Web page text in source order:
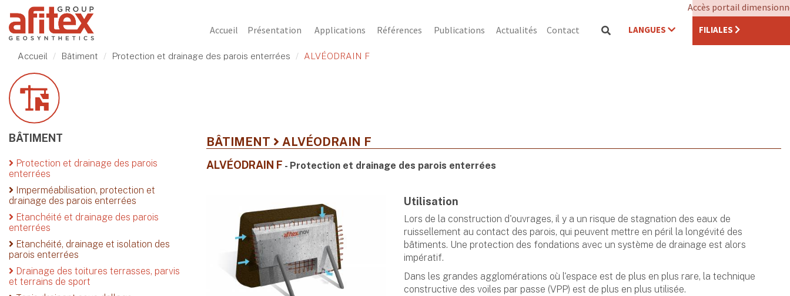
Accueil Présentation Applications Références Publications Actualités Contact LANGUES FILIALES
Accès portail
Accueil Bâtiment Protection et drainage des parois enterrées ALVÉODRAIN F
BÂTIMENT
Protection et drainage des parois
enterrées
Imperméabilisation, protection et
drainage des parois enterrées
Etanchéité et drainage des parois
enterrées
Etanchéité, drainage et isolation des
parois enterrées
Drainage des toitures terrasses, parvis
et terrains de sport
BÂTIMENT ALVÉODRAIN F
ALVÉODRAIN F - Protection et drainage des parois enterrées
Utilisation
Lors de la construction d'ouvrages, il y a un risque de stagnation des eaux de
ruissellement au contact des parois, qui peuvent mettre en péril la longévité des
bâtiments. Une protection des fondations avec un système de drainage est alors
impératif.
Dans les grandes agglomérations où l'espace est de plus en plus rare, la technique
constructive des voiles par passe (VPP) est de plus en plus utilisée.